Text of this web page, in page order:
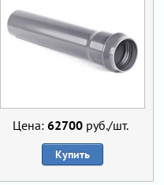
Цена: 62700 руб./шт.
Купить